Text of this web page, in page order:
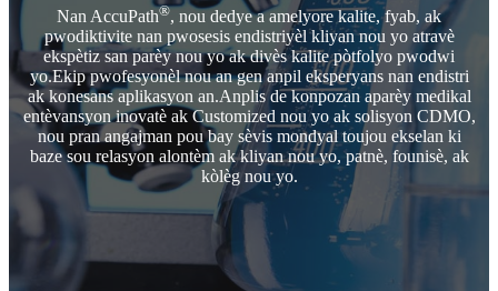
Nan AccuPath®, nou dedye a amelyore kalite, fyab, ak
pwodiktivite nan pwosesis endistriyèl kliyan nou yo atravè
ekspètiz san parèy nou yo ak divès kalite pòtfolyo pwodwi
yo.Ekip pwofesyonèl nou an gen anpil eksperyans nan endistri
ak konesans aplikasyon an.Anplis de konpozan aparèy medikal
entèvansyon inovatè ak Customized nou yo ak solisyon CDMO,
nou pran angajman pou bay sèvis mondyal toujou ekselan ki
baze sou relasyon alontèm ak kliyan nou yo, patnè, founisè, ak
kòlèg nou yo.